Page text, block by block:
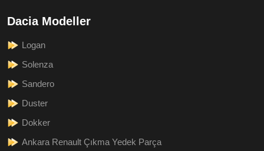
Dacia Modeller
Logan
Solenza
Sandero
Duster
Dokker
Ankara Renault Çıkma Yedek Parça